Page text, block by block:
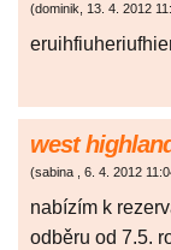
(dominik, 13. 4. 2012
west
(sabina , 6. 4. 2012
nabízím k
odběru od 7.5.